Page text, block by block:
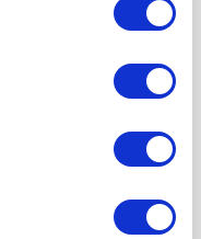
INTÉRIEUR - UHOO